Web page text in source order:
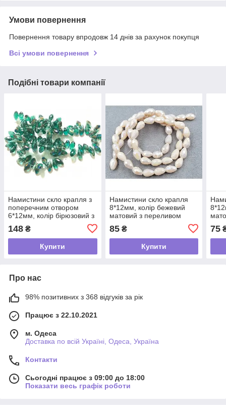
Умови повернення
Повернення товару впродовж 14 днів за рахунок покупця
Всі умови повернення
Подібні товари компанії
Намистини скло крапля з
поперечним отвором
6*12мм, колір бірюзовий з
148 ₴
Купити
Намистини скло крапля
8*12мм, колір бежевий
матовий з переливом
85₴
Купити
75
Про нас
98% позитивних з 368 відгуків за рік
Працює з 22.10.2021
м. Одеса
Доставка по всій Україні, Одеса, Україна
Контакти
Сьогодні працює з 09:00 до 18:00
Показати весь графік роботи